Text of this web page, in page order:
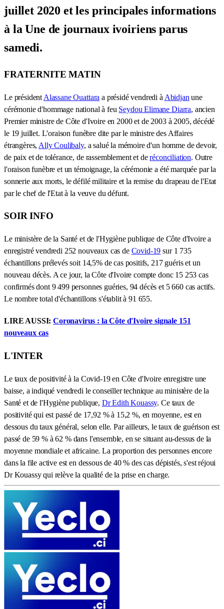
juillet 2020 et les principales informations
à la Une de journaux ivoiriens parus
samedi.
FRATERNITE MATIN
Le président Alassane Ouattara a présidé vendredi à Abidjan une
cérémonie d'hommage national à feu Seydou Elimane Diarra, ancien
Premier ministre de Côte d'Ivoire en 2000 et de 2003 à 2005, décédé
le 19 juillet. L'oraison funèbre dite par le ministre des Affaires
étrangères, Ally Coulibaly, a salué la mémoire d'un homme de devoir,
de paix et de tolérance, de rassemblement et deréconciliation. Outre
l'oraison funèbre et un témoignage, la cérémonie a été marquée par la
sonnerie aux morts, le défilé militaire et la remise du drapeau de l'Etat
par le chef de l'Etat à la veuve du défunt.
SOIR INFO
Le ministère de la Santé et de l'Hygiène publique de Côte d'Ivoire a
enregistré vendredi 252 nouveaux cas de Covid-19 sur 1 735
échantillons prélevés soit 14,5% de cas positifs, 217 guéris et un
nouveau décès. A ce jour, la Côte d'Ivoire compte donc 15 253 cas
confirmés dont 9 499 personnes guéries, 94 décès et 5 660 cas actifs.
Le nombre total d'échantillons s'établit à 91 655.
LIRE AUSSI:Coronavirus : la Côte d'Ivoire signale 151
nouveaux cas
L'INTER
Le taux de positivité à la Covid-19 en Côte d'Ivoire enregistre une
baisse, a indiqué vendredi le conseiller technique au ministère de la
Santé et de l'Hygiène publique, Dr Edith Kouassy. Ce taux de
positivité qui est passé de 17,92 % à 15,2 %, en moyenne, est en
dessous du taux général, selon elle. Par ailleurs, le taux de guérison est
passé de 59 % à 62 % dans l'ensemble, en se situant au-dessus de la
moyenne mondiale et africaine. La proportion des personnes encore
dans la file active est en dessous de 40 % des cas dépistés, s'est réjoui
Dr Kouassy qui relève la qualité de la prise en charge.